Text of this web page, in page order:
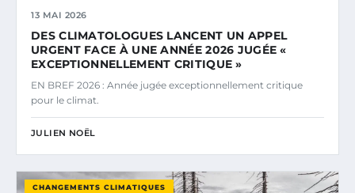
13 MAI 2026
DES CLIMATOLOGUES LANCENT UN APPEL
URGENT FACE À UNE ANNÉE 2026 JUGÉE «
EXCEPTIONNELLEMENT CRITIQUE »
EN BREF 2026 : Année jugée exceptionnellement critique
pour le climat.
JULIEN NOËL
CHANGEMENTS CLIMATIQUES